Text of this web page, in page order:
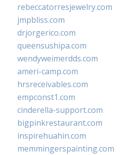
rebeccatorresjewelry.com
jmpbliss.com
drjorgerico.com
queensushipa.com
wendyweimerdds.com
ameri-camp.com
hrsreceivables.com
empconst1.com
cinderella-support.com
bigpinkrestaurant.com
inspirehuahin.com
memmingerspainting.com